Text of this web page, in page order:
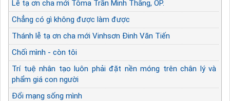
Lễ tạ ơn cha mới Tôma Trần Minh Thắng, OP.
Chẳng có gì không được làm được
Thánh lễ tạ ơn cha mới Vinhsơn Đinh Văn Tiến
Chối mình - còn tôi
Trí tuệ nhân tạo luôn phải đặt nền móng trên chân lý và
phẩm giá con người
Đổi mạng sống mình